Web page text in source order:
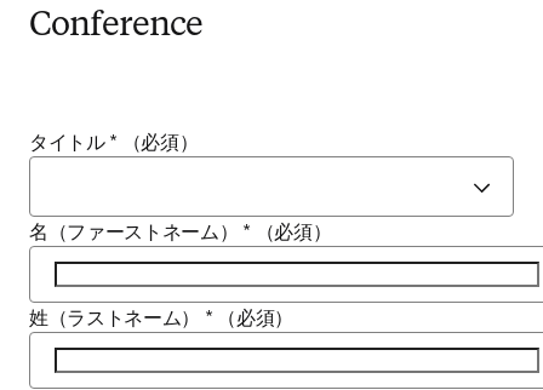
Conference
タイトル * （必須）
名（ファーストネーム） * （必須）
姓（ラストネーム） * （必須）